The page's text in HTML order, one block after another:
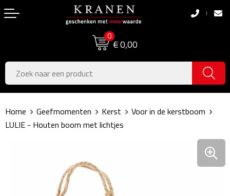
0
€ 0,00
Boodschappentassen
Boodschappentassen
Jute tassen
Katoenen draagtassen
Papieren tassen
Schoudertassen
Pasen
Koningsdag
Zomer
Kerstpakketten
Home Geefmomenten Kerst
Voor in de kerstboom
LULIE - Houten boom met lichtjes